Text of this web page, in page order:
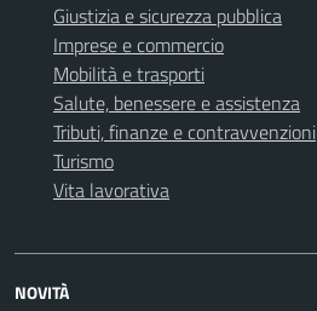
Giustizia e sicurezza pubblica
Imprese e commercio
Mobilità e trasporti
Salute, benessere e assistenza
Tributi, finanze e contravvenzioni
Turismo
Vita lavorativa
NOVITÀ